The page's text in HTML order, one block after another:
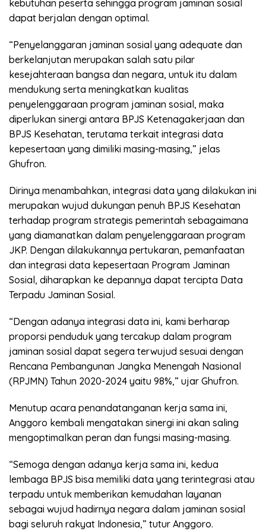
kebutuhan peserta sehingga program jaminan sosial
dapat berjalan dengan optimal.
“Penyelanggaran jaminan sosial yang adequate dan
berkelanjutan merupakan salah satu pilar
kesejahteraan bangsa dan negara, untuk itu dalam
mendukung serta meningkatkan kualitas
penyelenggaraan program jaminan sosial, maka
diperlukan sinergi antara BPJS Ketenagakerjaan dan
BPJS Kesehatan, terutama terkait integrasi data
kepesertaan yang dimiliki masing-masing,” jelas
Ghufron.
Dirinya menambahkan, integrasi data yang dilakukan ini
merupakan wujud dukungan penuh BPJS Kesehatan
terhadap program strategis pemerintah sebagaimana
yang diamanatkan dalam penyelenggaraan program
JKP. Dengan dilakukannya pertukaran, pemanfaatan
dan integrasi data kepesertaan Program Jaminan
Sosial, diharapkan ke depannya dapat tercipta Data
Terpadu Jaminan Sosial.
“Dengan adanya integrasi data ini, kami berharap
proporsi penduduk yang tercakup dalam program
jaminan sosial dapat segera terwujud sesuai dengan
Rencana Pembangunan Jangka Menengah Nasional
(RPJMN) Tahun 2020-2024 yaitu 98%,” ujar Ghufron.
Menutup acara penandatanganan kerja sama ini,
Anggoro kembali mengatakan sinergi ini akan saling
mengoptimalkan peran dan fungsi masing-masing.
“Semoga dengan adanya kerja sama ini, kedua
lembaga BPJS bisa memiliki data yang terintegrasi atau
terpadu untuk memberikan kemudahan layanan
sebagai wujud hadirnya negara dalam jaminan sosial
bagi seluruh rakyat Indonesia,” tutur Anggoro.